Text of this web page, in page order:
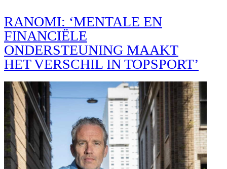
RANOMI: ‘MENTALE EN
FINANCIËLE
ONDERSTEUNING MAAKT
HET VERSCHIL IN TOPSPORT’